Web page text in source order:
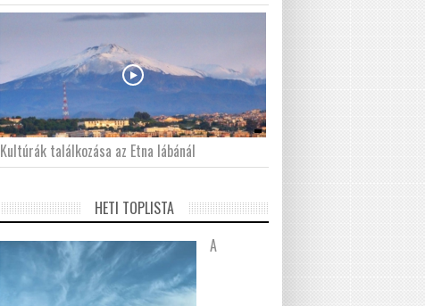
Kultúrák találkozása az Etna lábánál
HETI TOPLISTA
A